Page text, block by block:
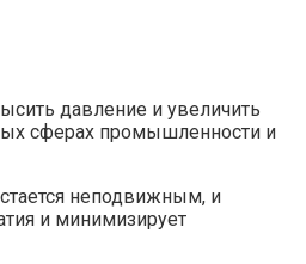
давление и увеличить
сферах промышленности и
неподвижным, и
и минимизирует